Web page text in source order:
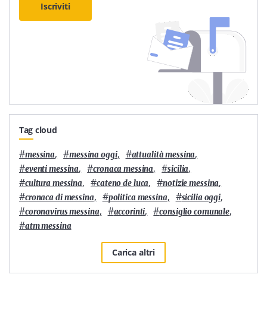
Iscriviti
Tag cloud
#messina, #messina oggi, #attualità messina,
#eventi messina, #cronaca messina, #sicilia,
#cultura messina, #cateno de luca, #notizie messina,
#cronaca di messina, #politica messina, #sicilia oggi,
#coronavirus messina, #accorinti, #consiglio comunale,
#atm messina
Carica altri